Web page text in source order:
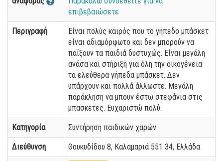
επιβεβαιώσετε
Περιγραφή
Είναι πολύς καιρός που το γήπεδο μπάσκετ
είναι αδιαμόρφωτο και δεν μπορούν να
παίξουν τα παιδιά δυστυχώς. Είναι μεγάλη
ανάσα και στήριξη για όλη την οικογένεια
τα ελεύθερα γήπεδα μπάσκετ. Δεν
υπάρχουν και πολλά άλλωστε. Μεγάλη
παράκληση να μπουν έστω στεφάνια στις
μπασκετες. Ευχαριστώ πολύ.
Κατηγορία Συντήρηση παιδικών χαρών
Διεύθυνση Θουκυδίδου 8, Καλαμαριά 551 34, Ελλάδα